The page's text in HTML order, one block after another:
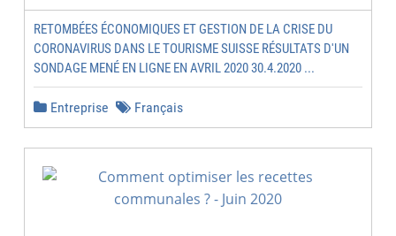
RETOMBÉES ÉCONOMIQUES ET GESTION DE LA CRISE DU
CORONAVIRUS DANS LE TOURISME SUISSE RÉSULTATS D'UN
SONDAGE MENÉ EN LIGNE EN AVRIL 2020 30.4.2020 ...
Entreprise Français